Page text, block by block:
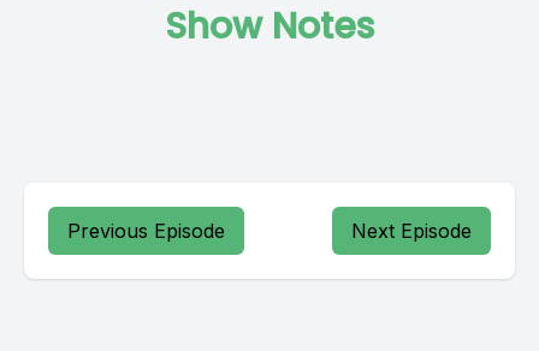
Show Notes
Previous Episode Next Episode